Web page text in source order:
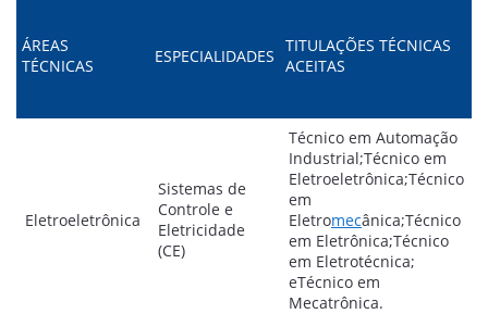
ÁREAS
TÉCNICAS
ESPECIALIDADES
TITULAÇÕES TÉCNICAS
ACEITAS
Eletroeletrônica
Sistemas de
Controle e
Eletricidade
(CE)
Técnico em Automação
Industrial;Técnico em
Eletroeletrônica;Técnico
em
Eletromecânica;Técnico
em Eletrônica;Técnico
em Eletrotécnica;
eTécnico em
Mecatrônica.